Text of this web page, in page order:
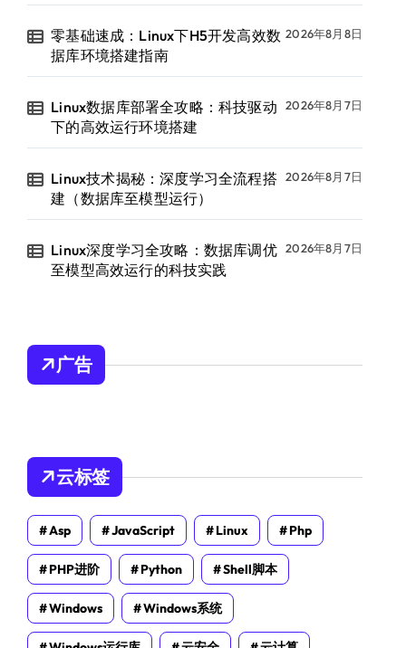
零基础速成：Linux下H5开发高效数
据库环境搭建指南
2026年8月8日
Linux数据库部署全攻略：科技驱动
下的高效运行环境搭建
2026年8月7日
Linux技术揭秘：深度学习全流程搭
建（数据库至模型运行）
2026年8月7日
Linux深度学习全攻略：数据库调优
至模型高效运行的科技实践
2026年8月7日
广告
云标签
Asp JavaScript Linux Php
PHP进阶 Python Shell脚本
Windows Windows系统